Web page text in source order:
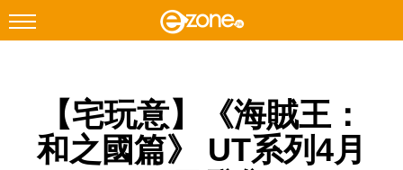
Facebook Instagram
科技焦點
【宅玩意】《海賊王：
和之國篇》 UT系列4月